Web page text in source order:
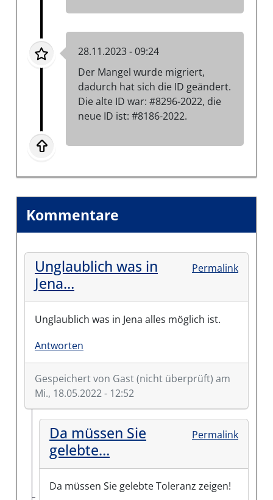
28.11.2023 - 09:24
Der Mangel wurde migriert,
dadurch hat sich die ID geändert.
Die alte ID war: #8296-2022, die
neue ID ist: #8186-2022.
Kommentare
Unglaublich was in
Jena…
Permalink
Unglaublich was in Jena alles möglich ist.
Antworten
Gespeichert von Gast (nicht überprüft) am
Mi., 18.05.2022 - 12:52
Da müssen Sie
gelebte…
Permalink
Da müssen Sie gelebte Toleranz zeigen!